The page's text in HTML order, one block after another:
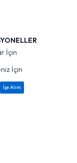
İçin
İçin
İşe Alım